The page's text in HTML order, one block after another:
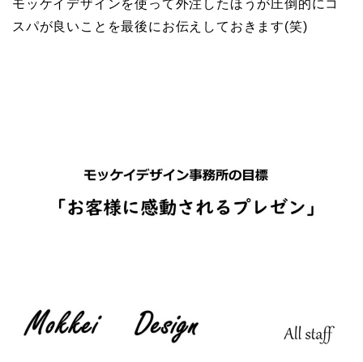
モッケイデザインを使って外注したほうが圧倒的にコ
スパが良いことを最後にお伝えしておきます(笑)